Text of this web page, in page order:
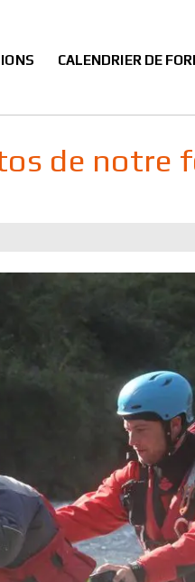
CALENDRIER DE
de notre